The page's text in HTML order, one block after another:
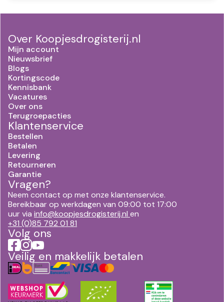
Over Koopjesdrogisterij.nl
Mijn account
Nieuwsbrief
Blogs
Kortingscode
Kennisbank
Vacatures
Over ons
Terugroepacties
Klantenservice
Bestellen
Betalen
Levering
Retourneren
Garantie
Vragen?
Neem contact op met onze klantenservice.
Bereikbaar op werkdagen van 09:00 tot 17:00
uur via info@koopjesdrogisterij.nl en
+31 (0)85 792 01 81
Volg ons
Veilig en makkelijk betalen